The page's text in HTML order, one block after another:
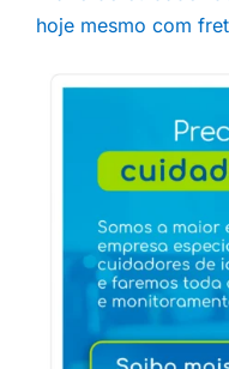
hoje mesmo com